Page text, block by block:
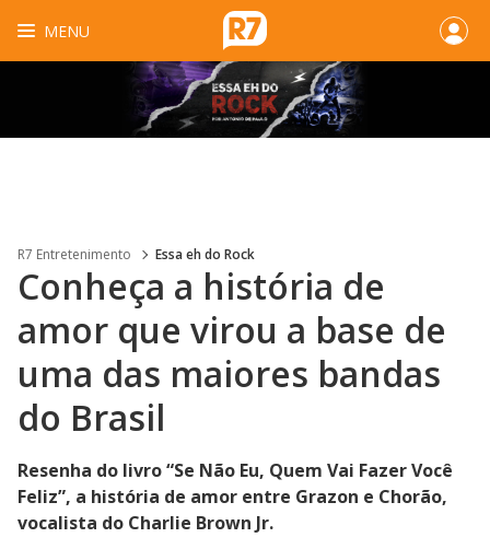
MENU
R7 Entretenimento Essa eh do Rock
Conheça a história de
amor que virou a base de
uma das maiores bandas
do Brasil
Resenha do livro “Se Não Eu, Quem Vai Fazer Você
Feliz”, a história de amor entre Grazon e Chorão,
vocalista do Charlie Brown Jr.